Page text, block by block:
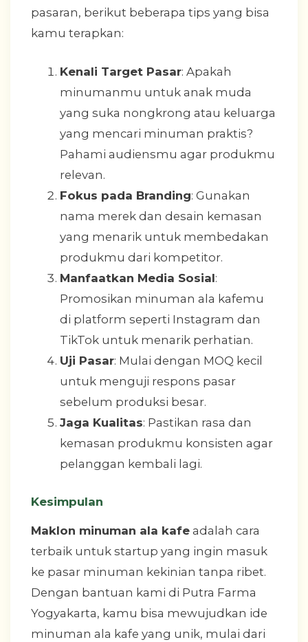
pasaran, berikut beberapa tips yang bisa
kamu terapkan:
Kenali Target Pasar: Apakah
minumanmu untuk anak muda
yang suka nongkrong atau keluarga
yang mencari minuman praktis?
Pahami audiensmu agar produkmu
relevan.
Fokus pada Branding: Gunakan
nama merek dan desain kemasan
yang menarik untuk membedakan
produkmu dari kompetitor.
Manfaatkan Media Sosial:
Promosikan minuman ala kafemu
di platform seperti Instagram dan
TikTok untuk menarik perhatian.
Uji Pasar: Mulai dengan MOQ kecil
untuk menguji respons pasar
sebelum produksi besar.
Jaga Kualitas: Pastikan rasa dan
kemasan produkmu konsisten agar
pelanggan kembali lagi.
Kesimpulan
Maklon minuman ala kafe adalah cara
terbaik untuk startup yang ingin masuk
ke pasar minuman kekinian tanpa ribet.
Dengan bantuan kami di Putra Farma
Yogyakarta, kamu bisa mewujudkan ide
minuman ala kafe yang unik, mulai dari